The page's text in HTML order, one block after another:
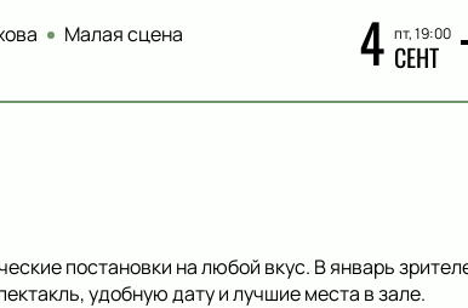
Малая сцена 4 пт, 19:00
СЕНТ
постановки на любой вкус. В январь
удобную дату и лучшие места в зале.